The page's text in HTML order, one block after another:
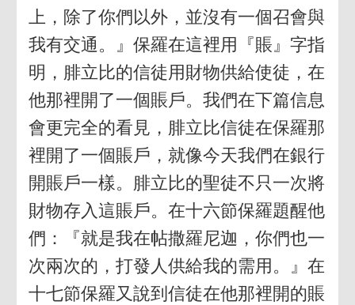
上，除了你們以外，並沒有一個召會與
我有交通。』保羅在這裡用『賬』字指
明，腓立比的信徒用財物供給使徒，在
他那裡開了一個賬戶。我們在下篇信息
會更完全的看見，腓立比信徒在保羅那
裡開了一個賬戶，就像今天我們在銀行
開賬戶一樣。腓立比的聖徒不只一次將
財物存入這賬戶。在十六節保羅題醒他
們：『就是我在帖撒羅尼迦，你們也一
次兩次的，打發人供給我的需用。』在
十七節保羅又說到信徒在他那裡開的賬